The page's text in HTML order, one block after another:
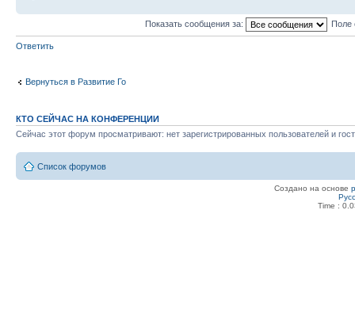
Показать сообщения за: Поле
Ответить
Вернуться в Развитие Го
КТО СЕЙЧАС НА КОНФЕРЕНЦИИ
Сейчас этот форум просматривают: нет зарегистрированных пользователей и
Список форумов
Создано на основе
Time :